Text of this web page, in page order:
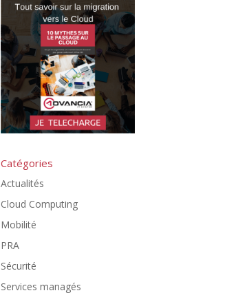
Catégories
Actualités
Cloud Computing
Mobilité
PRA
Sécurité
Services managés